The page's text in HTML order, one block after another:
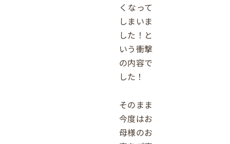
くなって
しまいま
した！と
いう衝撃
の内容で
した！
そのまま
今度はお
母様のお